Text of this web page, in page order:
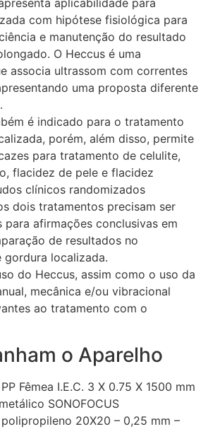
com hipótese fisiológica para
e manutenção do resultado
O Heccus é uma
associa ultrassom com correntes
uma proposta diferente
é indicado para o tratamento
porém, além disso, permite
para tratamento de celulite,
flacidez de pele e flacidez
clínicos randomizados
dois tratamentos precisam ser
para afirmações conclusivas em
de resultados no
localizada.
do Heccus, assim como o uso da
mecânica e/ou vibracional
ao tratamento com o
o Aparelho
Fêmea I.E.C. 3 X 0.75 X 1500 mm
SONOFOCUS
polipropileno 20X20 – 0,25 mm –